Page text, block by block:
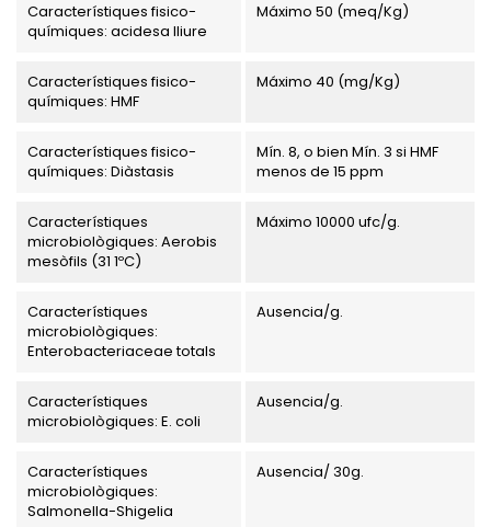
Característiques fisico-
químiques: acidesa lliure
Máximo 50 (meq/Kg)
Característiques fisico-
químiques: HMF
Máximo 40 (mg/Kg)
Característiques fisico-
químiques: Diàstasis
Mín. 8, o bien Mín. 3 si HMF
menos de 15 ppm
Característiques
microbiològiques: Aerobis
mesòfils (31 1ºC)
Máximo 10000 ufc/g.
Característiques
microbiològiques:
Enterobacteriaceae totals
Ausencia/g.
Característiques
microbiològiques: E. coli
Ausencia/g.
Característiques
microbiològiques:
Salmonella-Shigelia
Ausencia/ 30g.